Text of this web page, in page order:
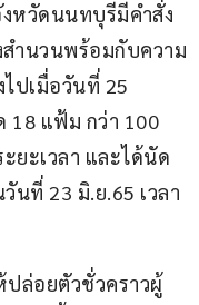
หวัดนนทบุรีมีคำสั่ง
สำนวนพร้อมกับความ
ปเมื่อวันที่ 25
18 แฟ้ม กว่า 100
ยะเวลา และได้นัด
นที่ 23 มิ.ย.65 เวลา
ล่อยตัวชั่วคราวผู้